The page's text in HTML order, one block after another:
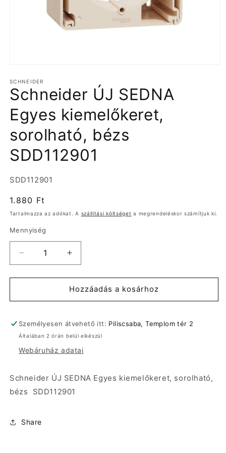
megnyitása
a
modális
SCHNEIDER
Schneider ÚJ SEDNA
Egyes kiemelőkeret,
sorolható, bézs
SDD112901
Termékváltozat:
SDD112901
Normál
ár
1.880 Ft
Tartalmazza az adókat. A szállítási költséget a megrendeléskor számítjuk ki.
Mennyiség
Schneider
ÚJ
SEDNA
kiemelőkeret,
bézs
SDD112901
csökkentése
Schneider
ÚJ
SEDNA
Egyes
kiemelőkeret,
bézs
SDD112901
növelése
Hozzáadás a kosárhoz
Személyesen átvehető itt: Piliscsaba, Templom tér 2
Általában 2 órán belül elkészül
Webáruház adatai
Schneider ÚJ SEDNA Egyes kiemelőkeret, sorolható,
bézs SDD112901
Share